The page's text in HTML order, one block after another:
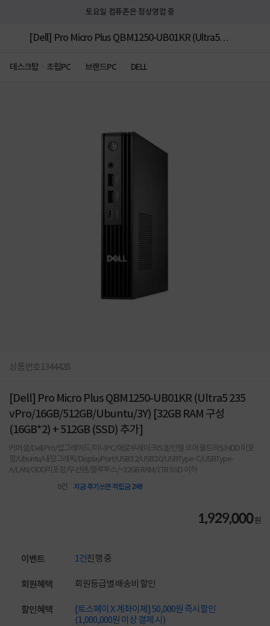
토요일 컴퓨존은 정상영업 중
[Dell] Pro Micro Plus QBM1250-UB01KR (Ultra5
데스크탑ㆍ조립PC 브랜드PC DELL
상품번호1344428
[Dell] Pro Micro Plus QBM1250-UB01KR (Ultra5 235
vPro/16GB/512GB/Ubuntu/3Y) [32GB RAM 구성
(16GB*2) + 512GB (SSD) 추가]
커머셜/Dell Pro/업그레이드/미니PC/애로우레이크(S2)/인텔 코어 울트라5/HDD 미포
함/Ubuntu/내장그래픽/DisplayPort/USB3.2/USB2.0/USBType-C/USBType-
A/LAN/ODD미포함/무선랜/블루투스/~32GB RAM/1TB SSD 이하
0건 지금 후기쓰면 적립금 2배!
1,929,000원
이벤트 1건진행 중
회원혜택 회원등급별 배송비 할인
할인혜택
[토스페이 X 계좌이체] 50,000원 즉시할인
(1,000,000원 이상 결제 시)